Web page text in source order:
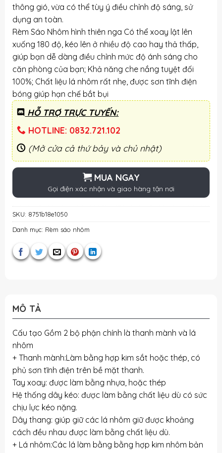
thông gió, vừa có thể tùy ý điều chỉnh độ sáng, sử
dụng an toàn.
Rèm Sáo Nhôm hình thiên nga Có thể xoay lật lên
xuống 180 độ, kéo lên ở nhiều độ cao hay thả thấp,
giúp bạn dễ dàng điều chỉnh mức độ ánh sáng cho
căn phòng của bạn; Khả năng che nắng tuyệt đối
100%; Chất liệu lá nhôm rất nhẹ, được sơn tĩnh điện
bóng giúp hạn chế bắt bụi
HỖ TRỢ TRỰC TUYẾN:
HOTLINE: 0832.721.102
(Mở cửa cả thứ bảy và chủ nhật)
MUA NGAY
Gọi điện xác nhận và giao hàng tận nơi
SKU: 8751b18e1050
Danh mục: Rèm sáo nhôm
MÔ TẢ
Cấu tạo Gồm 2 bộ phận chính là thanh mành và lá
nhôm
+ Thanh mành:Làm bằng hợp kim sắt hoặc thép, có
phủ sơn tĩnh điện trên bề mặt thanh.
Tay xoay: được làm bằng nhựa, hoặc thép
Hệ thống dây kéo: được làm bằng chất liệu dù có sức
chịu lực kéo nặng.
Dây thang: giúp giữ các lá nhôm giữ được khoảng
cách đều nhau được làm bằng chất liệu dù.
+ Lá nhôm:Các lá làm bằng bằng hợp kim nhôm bản